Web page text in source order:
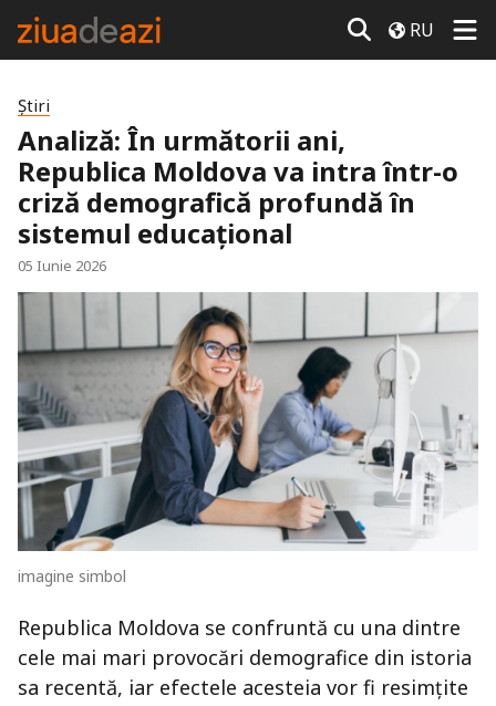
RU
Știri
Analiză: În următorii ani,
Republica Moldova va intra într-o
criză demografică profundă în
sistemul educațional
05 Iunie 2026
imagine simbol
Republica Moldova se confruntă cu una dintre
cele mai mari provocări demografice din istoria
sa recentă, iar efectele acesteia vor fi resimțite